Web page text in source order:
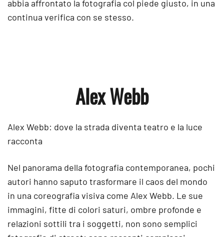
abbia affrontato la fotografia col piede giusto, in una
continua verifica con se stesso.
Alex Webb
Alex Webb: dove la strada diventa teatro e la luce
racconta
Nel panorama della fotografia contemporanea, pochi
autori hanno saputo trasformare il caos del mondo
in una coreografia visiva come Alex Webb. Le sue
immagini, fitte di colori saturi, ombre profonde e
relazioni sottili tra i soggetti, non sono semplici